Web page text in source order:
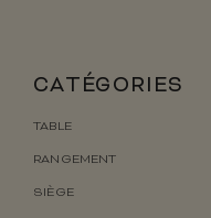
CATÉGORIES
TABLE
RANGEMENT
SIÈGE